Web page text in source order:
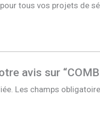
pour tous vos projets de
avis sur
Les champs